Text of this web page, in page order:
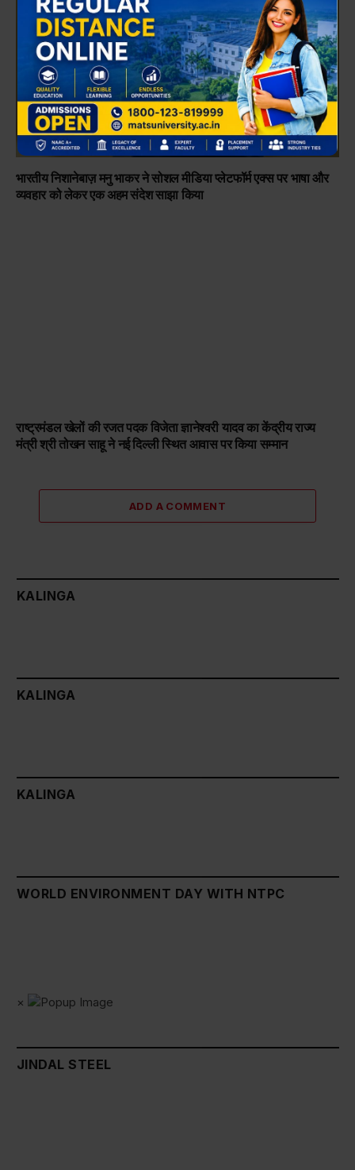
भारतीय निशानेबाज़ मनु भाकर ने सोशल मीडिया प्लेटफॉर्म एक्स पर भाषा और
व्यवहार को लेकर एक अहम संदेश साझा किया
राष्ट्रमंडल खेलों की रजत पदक विजेता ज्ञानेश्वरी यादव का केंद्रीय राज्य
मंत्री श्री तोखन साहू ने नई दिल्ली स्थित आवास पर किया सम्मान
ADD A COMMENT
KALINGA
KALINGA
KALINGA
WORLD ENVIRONMENT DAY WITH NTPC
×
JINDAL STEEL